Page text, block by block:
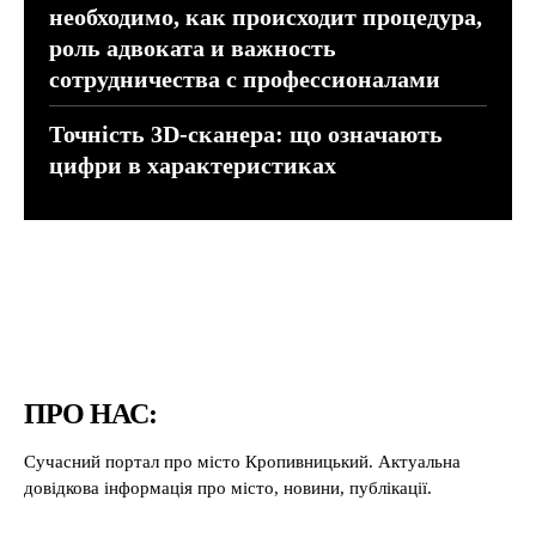
необходимо, как происходит процедура,
роль адвоката и важность
сотрудничества с профессионалами
Точність 3D-сканера: що означають
цифри в характеристиках
ПРО НАС:
Сучасний портал про місто Кропивницький. Актуальна
довідкова інформація про місто, новини, публікації.